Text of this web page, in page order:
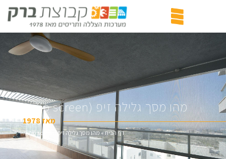
מהו מסך גלילה זיפ (Zip screen)?
מאז 1978
דף הבית»מהו מסך גלילה זיפ (Zip screen)?